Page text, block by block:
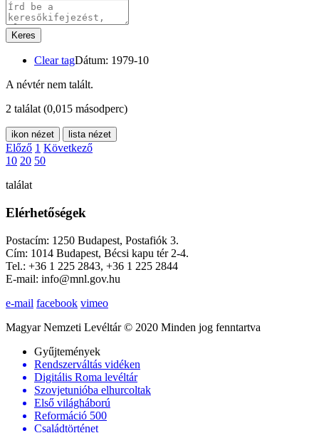
Keres
Clear tagDátum: 1979-10
A névtér nem talált.
2 találat (0,015 másodperc)
ikon nézet lista nézet
Előző 1 Következő
10 20 50
találat
Elérhetőségek
Postacím: 1250 Budapest, Postafiók 3.
Cím: 1014 Budapest, Bécsi kapu tér 2-4.
Tel.: +36 1 225 2843, +36 1 225 2844
E-mail: info@mnl.gov.hu
e-mail facebook vimeo
Magyar Nemzeti Levéltár © 2020 Minden jog fenntartva
Gyűjtemények
Rendszerváltás vidéken
Digitális Roma levéltár
Szovjetunióba elhurcoltak
Első világháború
Reformáció 500
Családtörténet